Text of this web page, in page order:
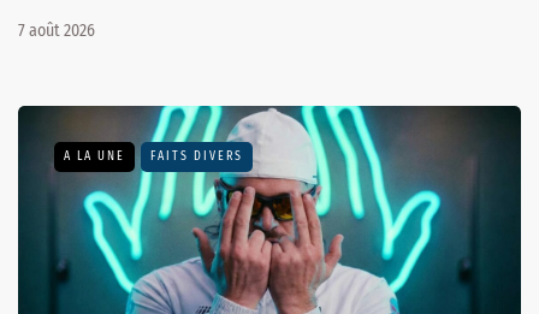
7 août 2026
A LA UNE FAITS DIVERS